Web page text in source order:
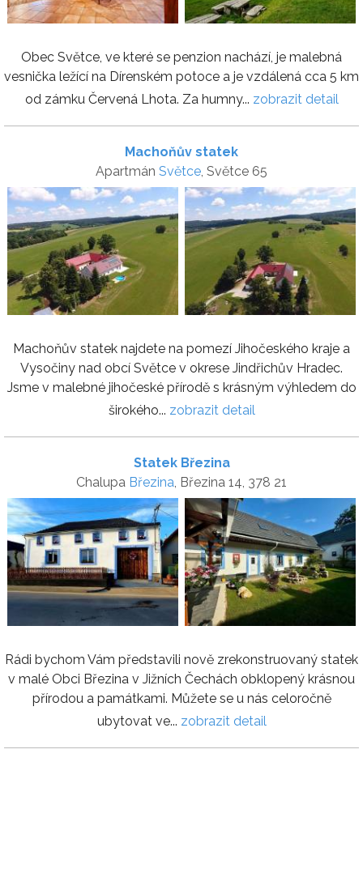
Obec Světce, ve které se penzion nachází, je malebná
vesnička ležící na Dírenském potoce a je vzdálená cca 5 km
od zámku Červená Lhota. Za humny... zobrazit detail
Machoňův statek
Apartmán Světce, Světce 65
Machoňův statek najdete na pomezí Jihočeského kraje a
Vysočiny nad obcí Světce v okrese Jindřichův Hradec.
Jsme v malebné jihočeské přírodě s krásným výhledem do
širokého... zobrazit detail
Statek Březina
Chalupa Březina, Březina 14, 378 21
Rádi bychom Vám představili nově zrekonstruovaný statek
v malé Obci Březina v Jižních Čechách obklopený krásnou
přírodou a památkami. Můžete se u nás celoročně
ubytovat ve... zobrazit detail